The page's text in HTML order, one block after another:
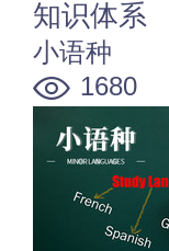
知识体系
小语种
1680